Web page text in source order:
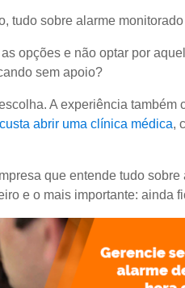
sobre alarme
opções e não optar por
sem apoio?
A experiência
abrir uma clínica médica,
que entende tudo
e o mais importante: ainda